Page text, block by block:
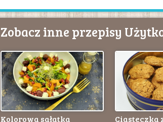
Zobacz inne przepisy
Kolorowa sałatka
Ciasteczka